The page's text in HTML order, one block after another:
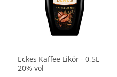
Eckes Kaffee Likör - 0,5L
20% vol